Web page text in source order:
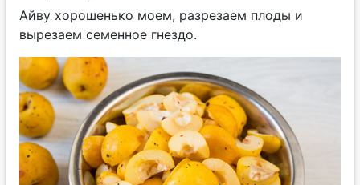
Айву хорошенько моем, разрезаем плоды и
вырезаем семенное гнездо.